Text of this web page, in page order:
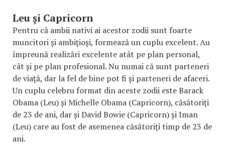
Leu și Capricorn
Pentru că ambii nativi ai acestor zodii sunt foarte
muncitori și ambițioși, formează un cuplu excelent. Au
împreună realizări excelente atât pe plan personal,
cât și pe plan profesional. Nu numai că sunt parteneri
de viață, dar la fel de bine pot fi și parteneri de afaceri.
Un cuplu celebru format din aceste zodii este Barack
Obama (Leu) și Michelle Obama (Capricorn), căsătoriți
de 23 de ani, dar și David Bowie (Capricorn) și Iman
(Leu) care au fost de asemenea căsătoriți timp de 23 de
ani.